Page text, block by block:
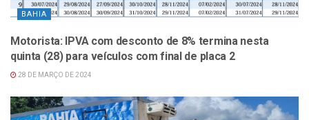
BAHIA
Motorista: IPVA com desconto de 8% termina nesta
quinta (28) para veículos com final de placa 2
28 DE MARÇO DE 2024